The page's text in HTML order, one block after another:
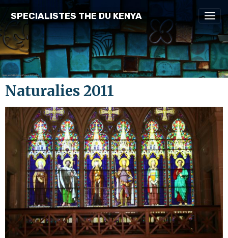
SPECIALISTES THE DU KENYA
Naturalies 2011